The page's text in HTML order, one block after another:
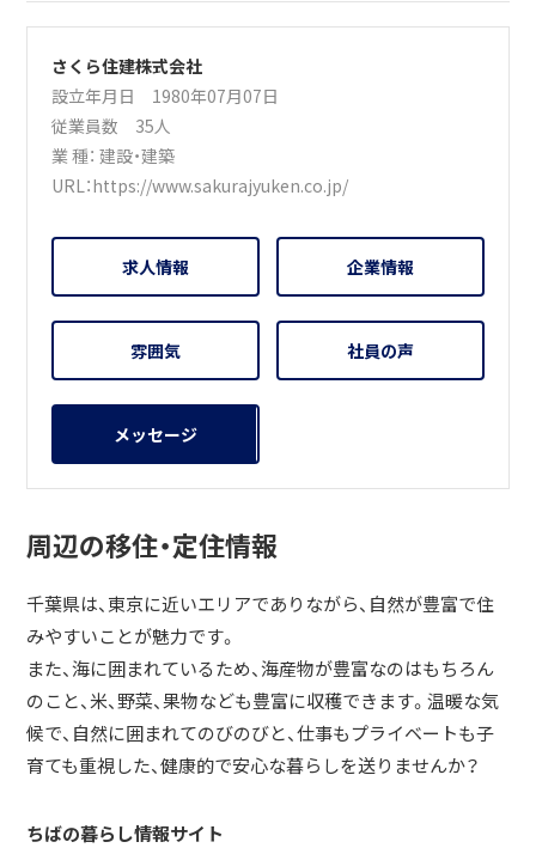
さくら住建株式会社
設立年月日 1980年07月07日
従業員数 35人
業 種：建設・建築
URL：https://www.sakurajyuken.co.jp/
求人情報 企業情報
雰囲気 社員の声
メッセージ
周辺の移住・定住情報
千葉県は、東京に近いエリアでありながら、自然が豊富で住
みやすいことが魅力です。
また、海に囲まれているため、海産物が豊富なのはもちろん
のこと、米、野菜、果物なども豊富に収穫できます。温暖な気
候で、自然に囲まれてのびのびと、仕事もプライベートも子
育ても重視した、健康的で安心な暮らしを送りませんか？
ちばの暮らし情報サイト